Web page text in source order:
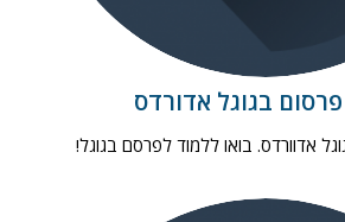
בגוגל אדורדס
אדוורדס. בואו ללמוד לפרסם בגוגל!